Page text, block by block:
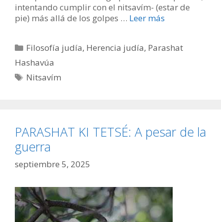
intentando cumplir con el nitsavím- (estar de
pie) más allá de los golpes … Leer más
Categorías
Filosofía judía, Herencia judía, Parashat
Hashavúa
Etiquetas
Nitsavím
PARASHAT KI TETSÉ: A pesar de la
guerra
septiembre 5, 2025